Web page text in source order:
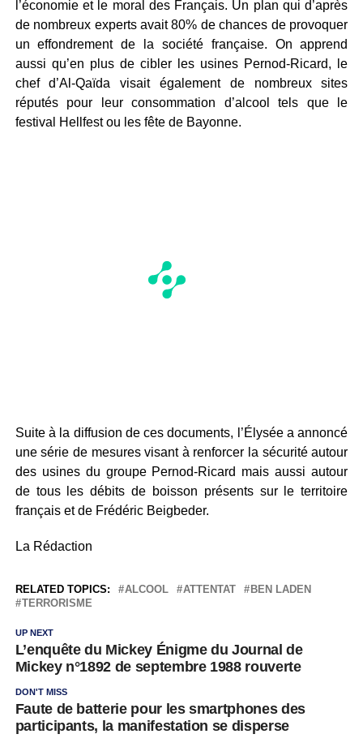
l’économie et le moral des Français. Un plan qui d’après
de nombreux experts avait 80% de chances de provoquer
un effondrement de la société française. On apprend
aussi qu’en plus de cibler les usines Pernod-Ricard, le
chef d’Al-Qaïda visait également de nombreux sites
réputés pour leur consommation d’alcool tels que le
festival Hellfest ou les fête de Bayonne.
Suite à la diffusion de ces documents, l’Élysée a annoncé
une série de mesures visant à renforcer la sécurité autour
des usines du groupe Pernod-Ricard mais aussi autour
de tous les débits de boisson présents sur le territoire
français et de Frédéric Beigbeder.
La Rédaction
RELATED TOPICS: ALCOOL ATTENTAT
BEN LADEN
TERRORISME
UP NEXT
L’enquête du Mickey Énigme du Journal de
Mickey n°1892 de septembre 1988 rouverte
DON'T MISS
Faute de batterie pour les smartphones des
participants, la manifestation se disperse